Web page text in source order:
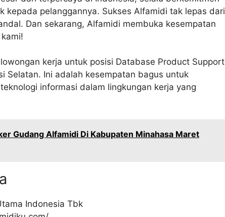
kepada pelanggannya. Sukses Alfamidi tak lepas dari
Dan sekarang, Alfamidi membuka kesempatan
kerja untuk posisi Database Product Support
Selatan. Ini adalah kesempatan bagus untuk
informasi dalam lingkungan kerja yang
Gudang Alfamidi Di Kabupaten Minahasa Maret
Indonesia Tbk